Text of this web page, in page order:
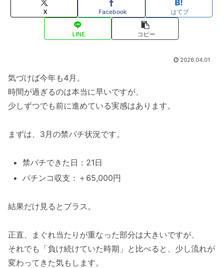
X Facebook はてブ
LINE コピー
2026.04.01
気づけば今年も4月。
時間が過ぎるのは本当に早いですが、
少しずつでも前に進めている実感はあります。
まずは、3月の禁パチ状況です。
禁パチできた日：21日
パチンコ収支：＋65,000円
結果だけ見るとプラス。
正直、まぐれ当たりが重なった部分は大きいですが、
それでも「負け続けていた時期」と比べると、少し流れが
変わってきた気もします。